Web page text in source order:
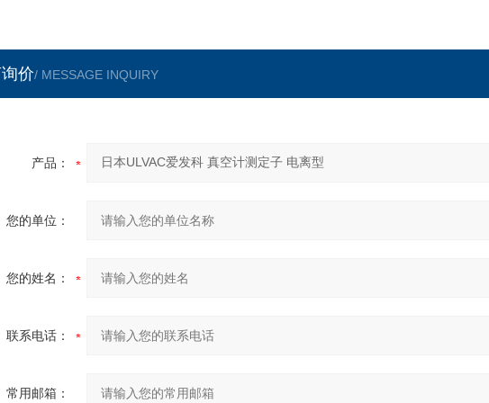
价/ MESSAGE INQUIRY
产品：
您的单位：
您的姓名：
联系电话：
常用邮箱：